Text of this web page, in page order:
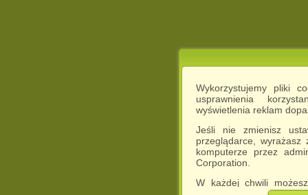
Wykorzystujemy pliki
usprawnienia
wyświetlenia reklam
Jeśli nie zmienisz
przeglądarce,
komputerze przez
Corporation.
W każdej chwili